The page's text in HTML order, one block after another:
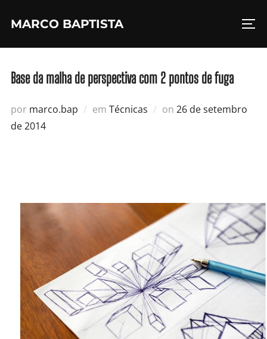
paraMARCO BAPTISTA
Base da malha de perspectiva com 2 pontos de fuga
por marco.bap em Técnicas on Postado
26 de setembro
de 2014